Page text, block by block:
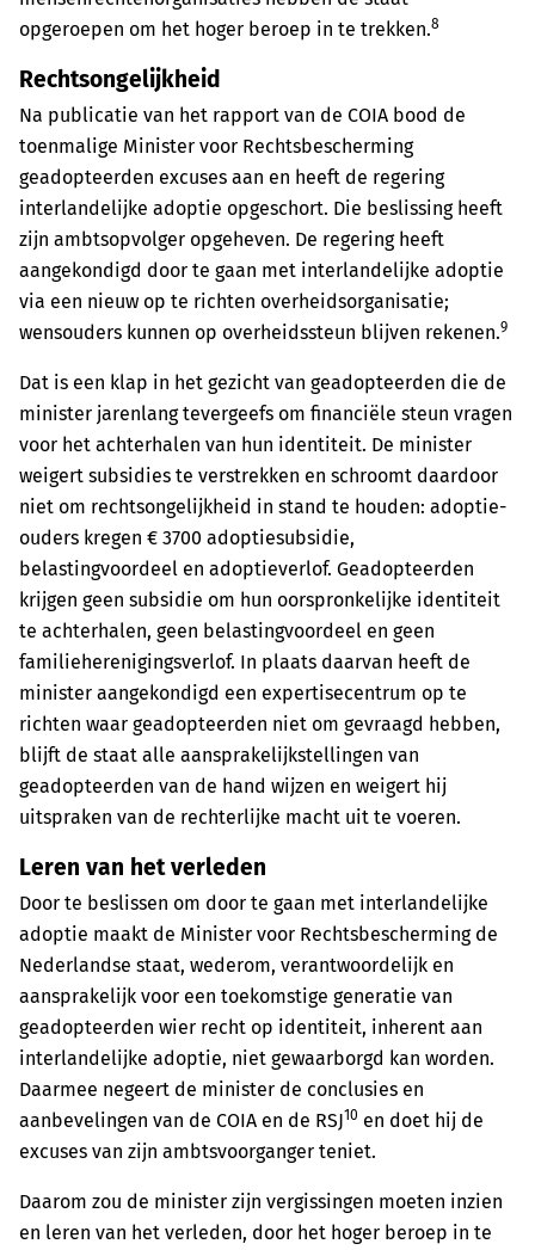
opgeroepen om het hoger beroep in te trekken.8
Rechtsongelijkheid
Na publicatie van het rapport van de COIA bood de
toenmalige Minister voor Rechtsbescherming
geadopteerden excuses aan en heeft de regering
interlandelijke adoptie opgeschort. Die beslissing heeft
zijn ambtsopvolger opgeheven. De regering heeft
aangekondigd door te gaan met interlandelijke adoptie
via een nieuw op te richten overheidsorganisatie;
wensouders kunnen op overheidssteun blijven rekenen.9
Dat is een klap in het gezicht van geadopteerden die de
minister jarenlang tevergeefs om financiële steun vragen
voor het achterhalen van hun identiteit. De minister
weigert subsidies te verstrekken en schroomt daardoor
niet om rechtsongelijkheid in stand te houden: adoptie­
ouders kregen € 3700 adoptiesubsidie,
belastingvoordeel en adoptieverlof. Geadopteerden
krijgen geen subsidie om hun oorspronkelijke identiteit
te achterhalen, geen belastingvoordeel en geen
familieherenigingsverlof. In plaats daarvan heeft de
minister aangekondigd een expertisecentrum op te
richten waar geadopteerden niet om gevraagd hebben,
blijft de staat alle aansprakelijkstellingen van
geadopteerden van de hand wijzen en weigert hij
uitspraken van de rechterlijke macht uit te voeren.
Leren van het verleden
Door te beslissen om door te gaan met interlandelijke
adoptie maakt de Minister voor Rechtsbescherming de
Nederlandse staat, wederom, verantwoordelijk en
aansprakelijk voor een toekomstige generatie van
geadopteerden wier recht op identiteit, inherent aan
interlandelijke adoptie, niet gewaarborgd kan worden.
Daarmee negeert de minister de conclusies en
aanbevelingen van de COIA en de RSJ10 en doet hij de
excuses van zijn ambtsvoorganger teniet.
Daarom zou de minister zijn vergissingen moeten inzien
en leren van het verleden, door het hoger beroep in te